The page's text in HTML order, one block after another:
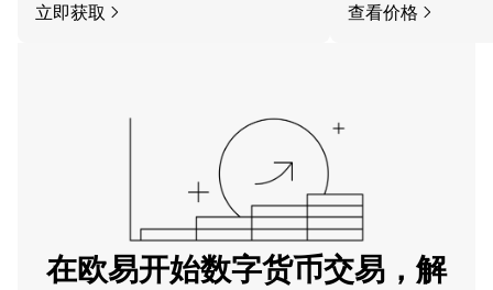
立即获取 查看价格
在欧易开始数字货币交易，解